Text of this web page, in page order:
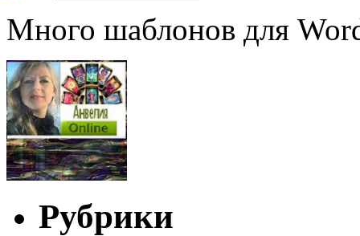
Много шаблонов для
Рубрики